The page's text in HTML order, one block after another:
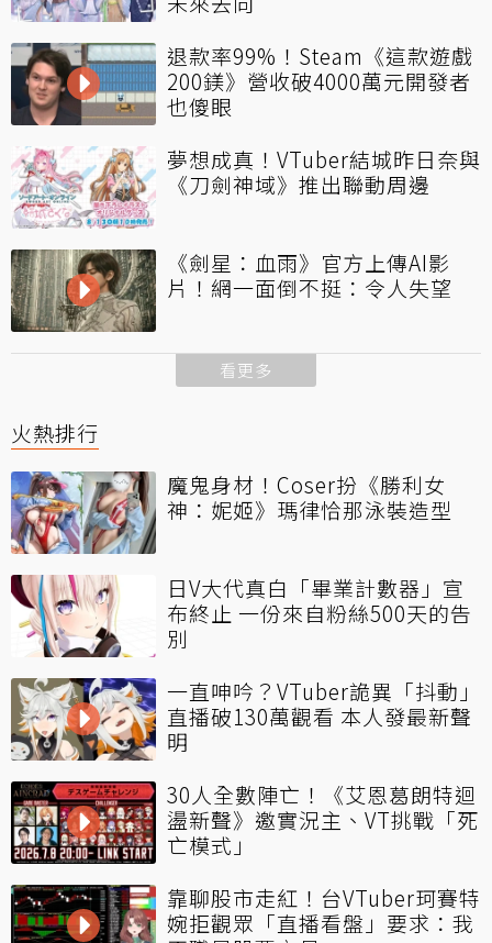
退款率99%！Steam《這款遊戲
200鎂》營收破4000萬元開發者
也傻眼
夢想成真！VTuber結城昨日奈與
《刀劍神域》推出聯動周邊
《劍星：血雨》官方上傳AI影
片！網一面倒不挺：令人失望
看更多
火熱排行
魔鬼身材！Coser扮《勝利女
神：妮姬》瑪律恰那泳裝造型
日V大代真白「畢業計數器」宣
布終止 一份來自粉絲500天的告
別
一直呻吟？VTuber詭異「抖動」
直播破130萬觀看 本人發最新聲
明
30人全數陣亡！《艾恩葛朗特迴
盪新聲》邀實況主、VT挑戰「死
亡模式」
靠聊股市走紅！台VTuber珂賽特
婉拒觀眾「直播看盤」要求：我